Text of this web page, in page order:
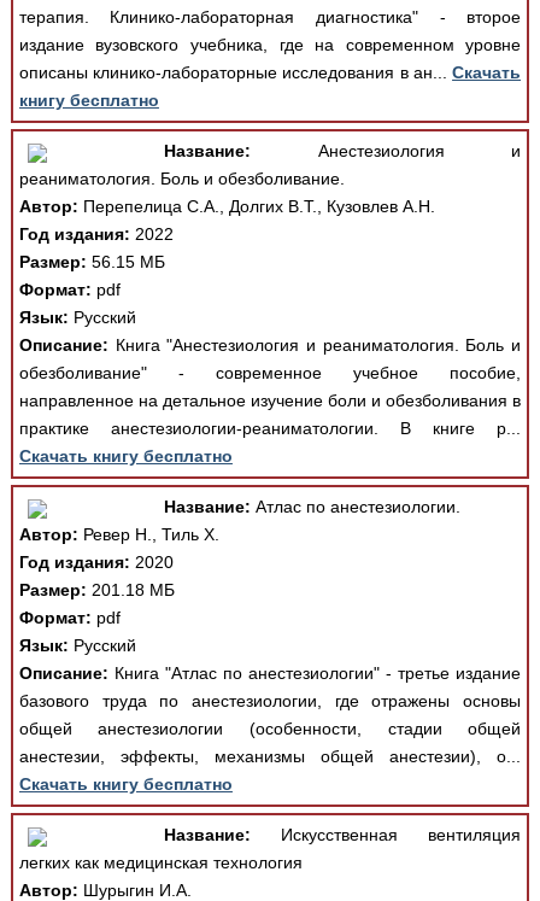
терапия. Клинико-лабораторная диагностика" - второе
издание вузовского учебника, где на современном уровне
описаны клинико-лабораторные исследования в ан...Скачать
книгу бесплатно
Название: Анестезиология и
реаниматология. Боль и обезболивание.
Автор: Перепелица С.А., Долгих В.Т., Кузовлев А.Н.
Год издания: 2022
Размер: 56.15 МБ
Формат: pdf
Язык: Русский
Описание: Книга "Анестезиология и реаниматология. Боль и
обезболивание" - современное учебное пособие,
направленное на детальное изучение боли и обезболивания в
практике анестезиологии-реаниматологии. В книге р...
Скачать книгу бесплатно
Название: Атлас по анестезиологии.
Автор: Ревер Н., Тиль Х.
Год издания: 2020
Размер: 201.18 МБ
Формат: pdf
Язык: Русский
Описание: Книга "Атлас по анестезиологии" - третье издание
базового труда по анестезиологии, где отражены основы
общей анестезиологии (особенности, стадии общей
анестезии, эффекты, механизмы общей анестезии), о...
Скачать книгу бесплатно
Название: Искусственная вентиляция
легких как медицинская технология
Автор: Шурыгин И.А.